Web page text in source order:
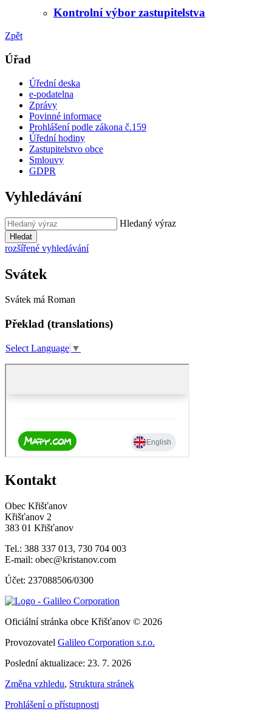
Kontrolní výbor zastupitelstva
Zpět
Úřad
Úřední deska
e-podatelna
Zprávy
Povinné informace
Prohlášení podle zákona č.159
Úřední hodiny
Zastupitelstvo obce
Smlouvy
GDPR
Vyhledávání
Hledaný výraz
Hledat
rozšířené vyhledávání
Svátek
Svátek má Roman
Překlad (translations)
Select Language ▼
Kontakt
Obec Křišťanov
Křišťanov 2
383 01 Křišťanov
Tel.: 388 337 013, 730 704 003
E-mail: obec@kristanov.com
Účet: 237088506/0300
Oficiální stránka obce Křišťanov © 2026
Provozovatel Galileo Corporation s.r.o.
Poslední aktualizace: 23. 7. 2026
Změna vzhledu, Struktura stránek
Prohlášení o přístupnosti